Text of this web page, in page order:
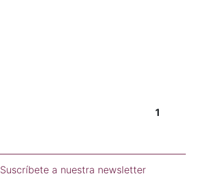
1
Suscríbete a nuestra newsletter